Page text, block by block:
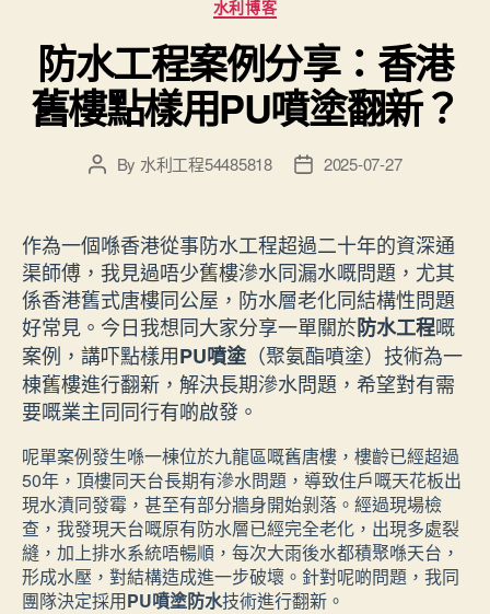
水利博客
防水工程案例分享：香港
舊樓點樣用PU噴塗翻新？
PostBy 水利工程54485818
Post2025-07-27
作為一個喺香港從事防水工程超過二十年的資深通
渠師傅，我見過唔少舊樓滲水同漏水嘅問題，尤其
係香港舊式唐樓同公屋，防水層老化同結構性問題
好常見。今日我想同大家分享一單關於防水工程嘅
案例，講吓點樣用PU噴塗（聚氨酯噴塗）技術為一
棟舊樓進行翻新，解決長期滲水問題，希望對有需
要嘅業主同同行有啲啟發。
呢單案例發生喺一棟位於九龍區嘅舊唐樓，樓齡已經超過
50年，頂樓同天台長期有滲水問題，導致住戶嘅天花板出
現水漬同發霉，甚至有部分牆身開始剝落。經過現場檢
查，我發現天台嘅原有防水層已經完全老化，出現多處裂
縫，加上排水系統唔暢順，每次大雨後水都積聚喺天台，
形成水壓，對結構造成進一步破壞。針對呢啲問題，我同
團隊決定採用PU噴塗防水技術進行翻新。